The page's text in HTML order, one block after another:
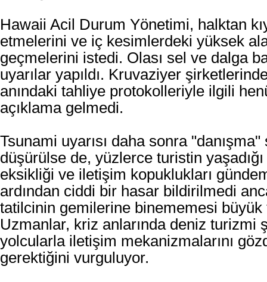
Hawaii Acil Durum Yönetimi, halktan
etmelerini ve iç kesimlerdeki yüksek
geçmelerini istedi. Olası sel ve dalga
uyarılar yapıldı. Kruvaziyer
anındaki tahliye protokolleriyle ilgili
açıklama gelmedi.
Tsunami uyarısı daha sonra
düşürülse de, yüzlerce turistin
eksikliği ve iletişim kopuklukları
ardından ciddi bir hasar bildirilmedi
tatilcinin gemilerine binememesi büyük
Uzmanlar, kriz anlarında deniz turizmi
yolcularla iletişim mekanizmalarını
gerektiğini vurguluyor.